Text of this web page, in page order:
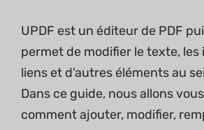
UPDF est un éditeur de PDF
permet de modifier le texte, les
liens et d'autres éléments au
Dans ce guide, nous allons
comment ajouter, modifier,